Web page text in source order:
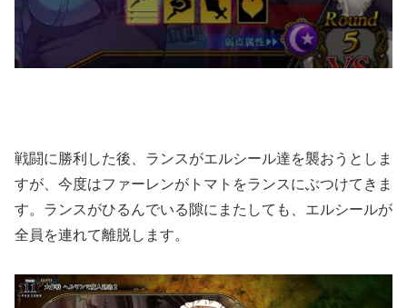
戦闘に勝利した後、ランスがエルシール達を襲おうとしま
すが、今度はファーレンがトマトをランスにぶつけてきま
す。ランスがひるんでいる隙にまたしても、エルシールが
全員を連れて離脱します。